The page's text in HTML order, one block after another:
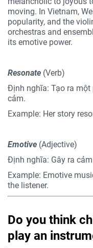
moving. In Vietnam,
popularity, and the
orchestras and
its emotive power.
Resonate (Verb)
Định nghĩa: Tạo ra
cảm.
Example: Her story
Emotive (Adjective)
Định nghĩa: Gây ra
Example: Emotive
the listener.
Do you think
play an